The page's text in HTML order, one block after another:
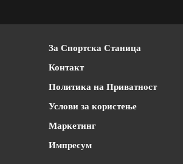
За Спортска Станица
Контакт
Политика на Приватност
Услови за користење
Маркетинг
Импресум